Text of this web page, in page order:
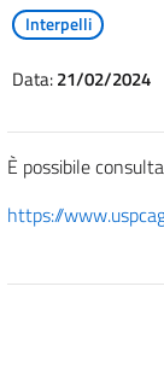
Interpelli
Data:21/02/2024
È possibile
https://